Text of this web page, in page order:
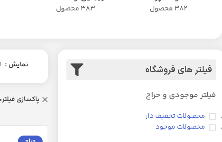
382 محصول 383 محصول
فیلتر های فروشگاه
فیلتر موجودی و حراج
محصولات تخفیف دار
محصولات موجود
نمایش
پاکسازی فیلتر